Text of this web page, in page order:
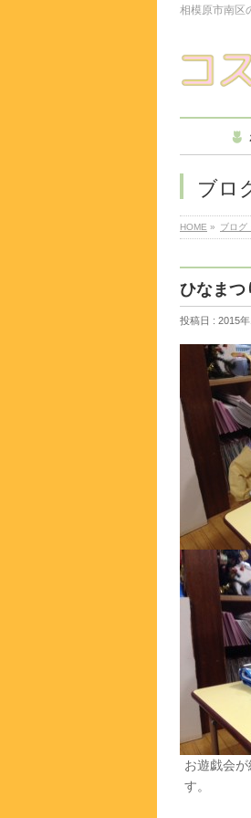
相模原市南区
ブロ
HOME » ブログ
ひなまつ
投稿日 : 2015
お遊戯会
す。